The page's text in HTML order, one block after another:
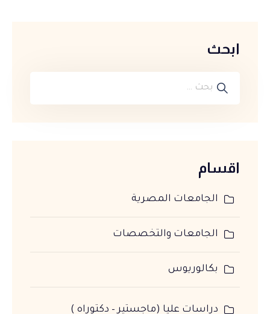
ابحث
اقسام
الجامعات المصرية
الجامعات والتخصصات
بكالوريوس
دراسات عليا (ماجستير – دكتوراه )